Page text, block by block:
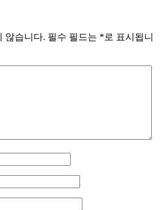
않습니다. 필수 필드는 *로 표시됩니